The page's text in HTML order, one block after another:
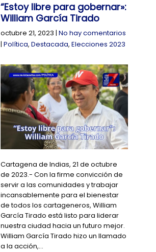
“Estoy libre para gobernar»:
William García Tirado
octubre 21, 2023 |No hay comentarios
|Política,Destacada,Elecciones 2023
Cartagena de Indias, 21 de octubre
de 2023.- Con la firme convicción de
servir a las comunidades y trabajar
incansablemente para el bienestar
de todos los cartageneros, William
García Tirado está listo para liderar
nuestra ciudad hacia un futuro mejor.
William García Tirado hizo un llamado
a la acción,…